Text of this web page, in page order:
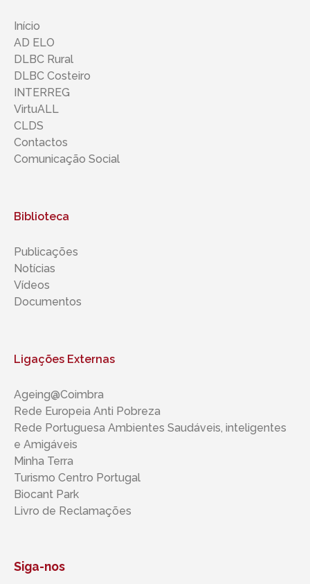
Início
AD ELO
DLBC Rural
DLBC Costeiro
INTERREG
VirtuALL
CLDS
Contactos
Comunicação Social
Biblioteca
Publicações
Notícias
Vídeos
Documentos
Ligações Externas
Ageing@Coimbra
Rede Europeia Anti Pobreza
Rede Portuguesa Ambientes Saudáveis, inteligentes ​​
e Amigáveis
Minha Terra
Turismo Centro Portugal
Biocant Park
Livro de Reclamações
Siga-nos